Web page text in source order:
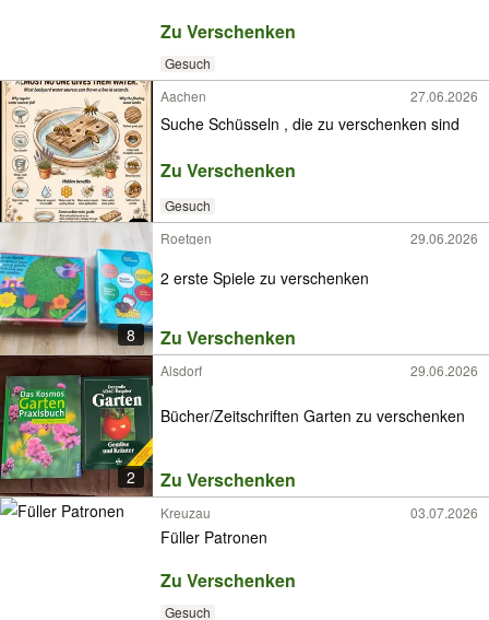
Zu Verschenken
Gesuch
Aachen
27.06.2026
Suche Schüsseln , die zu verschenken sind
Zu Verschenken
Gesuch
8
Roetgen 29.06.2026
2 erste Spiele zu verschenken
Zu Verschenken
2
Alsdorf 29.06.2026
Bücher/Zeitschriften Garten zu verschenken
Zu Verschenken
Kreuzau 03.07.2026
Füller Patronen
Zu Verschenken
Gesuch